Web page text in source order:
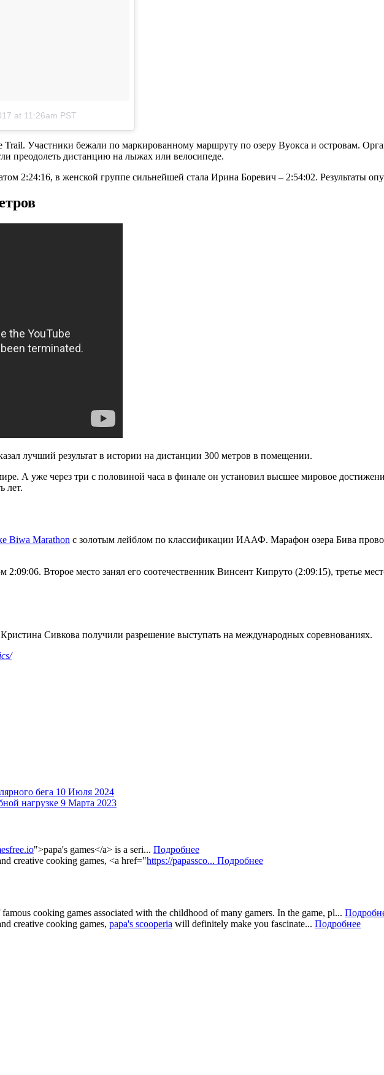
at 11:26am PST
Trail. Участники бежали по маркированному маршруту по озеру Вуокса и островам.
преодолеть дистанцию на лыжах или велосипеде.
2:24:16, в женской группе сильнейшей стала Ирина Боревич – 2:54:02. Результаты
лучший результат в истории на дистанции 300 метров в помещении.
А уже через три с половиной часа в финале он установил высшее мировое
лет.
Biwa Marathon с золотым лейблом по классификации ИААФ. Марафон озера Бива
2:09:06. Второе место занял его соотечественник Винсент Кипруто (2:09:15), третье
Сивкова получили разрешение выступать на международных соревнованиях.
бега 10 Июля 2024
нагрузке 9 Марта 2023
">papa's games</a> is a seri... Подробнее
creative cooking games, <a href="https://papassco... Подробнее
famous cooking games associated with the childhood of many gamers. In the game, pl...
creative cooking games, papa's scooperia will definitely make you fascinate... Подробнее